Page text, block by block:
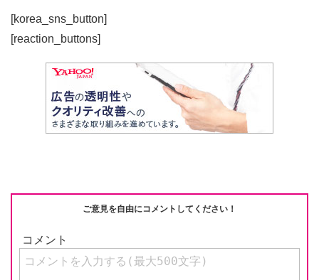
[korea_sns_button]
[reaction_buttons]
ご意見を自由にコメントしてください！